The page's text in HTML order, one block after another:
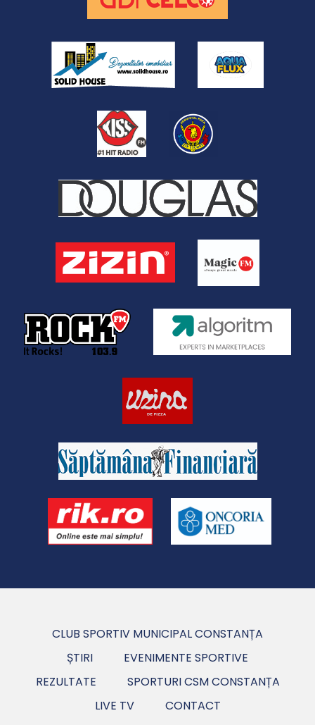
CLUB SPORTIV MUNICIPAL CONSTANȚA
ȘTIRI
EVENIMENTE SPORTIVE
REZULTATE
SPORTURI CSM CONSTANȚA
LIVE TV
CONTACT